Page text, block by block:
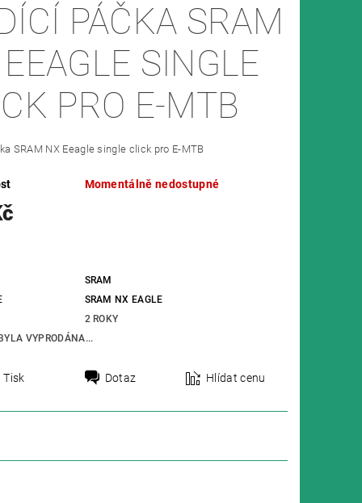
PÁČKA SRAM
SINGLE
PRO E-MTB
SRAM NX Eeagle single click pro E-MTB
Momentálně nedostupné
SRAM
SRAM NX EAGLE
2 ROKY
VYPRODÁNA...
Tisk Dotaz Hlídat cenu